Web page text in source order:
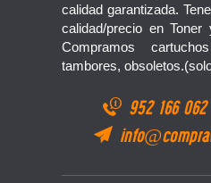
calidad garantizada.
calidad/precio en
Compramos
tambores,
952 166 062